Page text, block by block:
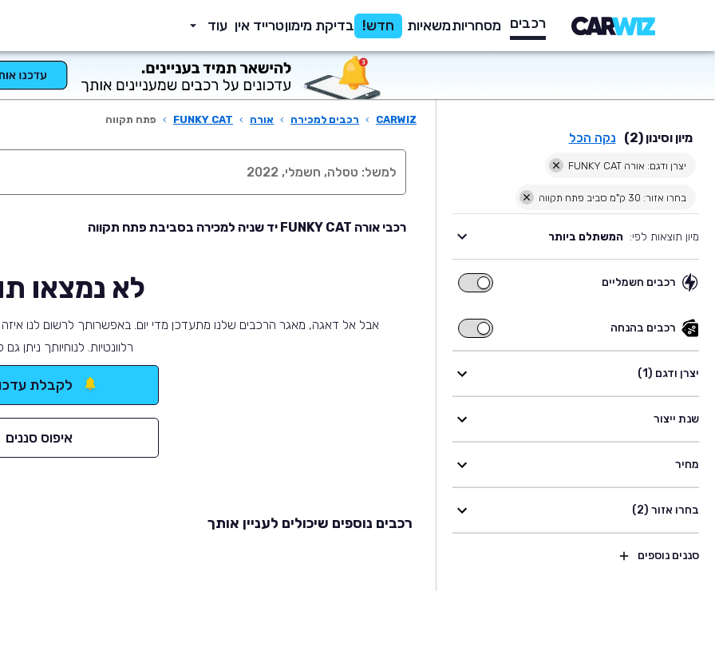
רכבים מסחריותמשאיות חדש! בדיקת מימוןטרייד אין עוד
מיון וסינון (2) נקה הכל
יצרן ודגם: אורה FUNKY CAT
בחרו אזור: 30 ק"מ סביב פתח תקווה
מיון תוצאות לפי: המשתלם ביותר
רכבים חשמליים
רכבים
רכבים בהנחה
רכבים
בהנחה
יצרן ודגם (1)
שנת ייצור
מחיר
בחרו אזור (2)
סננים נוספים
CARWIZ
› רכבים למכירה › אורה ›
FUNKY CAT
› פתח תקווה
רכבי אורה FUNKY CAT יד שניה למכירה בסביבת פתח תקווה
לא נמצאו
אבל אל דאגה, מאגר הרכבים שלנו מתעדכן מדי יום. באפשרותך לרשום לנו
רלוונטיות. לנוחיותך ניתן
לקבלת
איפוס סננים
רכבים נוספים שיכולים לעניין אותך